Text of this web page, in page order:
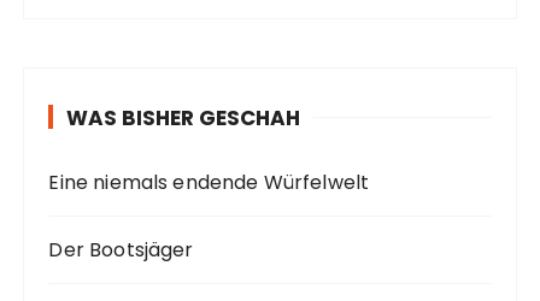
WAS BISHER GESCHAH
Eine niemals endende Würfelwelt
Der Bootsjäger